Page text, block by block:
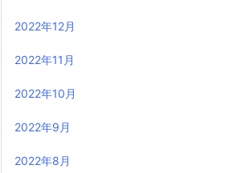
2022年12月
2022年11月
2022年10月
2022年9月
2022年8月